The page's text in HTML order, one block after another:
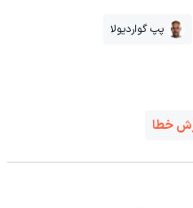
پپ گواردیولا
خطا